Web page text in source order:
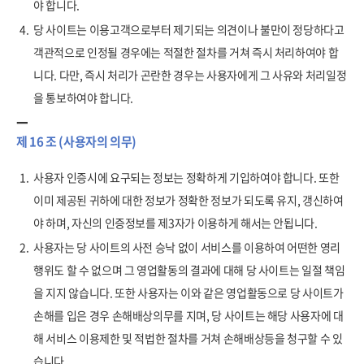
야 합니다.
4. 당 사이트는 이용고객으로부터 제기되는 의견이나 불만이 정당하다고
객관적으로 인정될 경우에는 적절한 절차를 거쳐 즉시 처리하여야 합
니다. 다만, 즉시 처리가 곤란한 경우는 사용자에게 그 사유와 처리일정
을 통보하여야 합니다.
제 16 조 (사용자의 의무)
1. 사용자 인증시에 요구되는 정보는 정확하게 기입하여야 합니다. 또한
이미 제공된 귀하에 대한 정보가 정확한 정보가 되도록 유지, 갱신하여
야 하며, 자신의 인증정보를 제3자가 이용하게 해서는 안됩니다.
2. 사용자는 당 사이트의 사전 승낙 없이 서비스를 이용하여 어떤한 영리
행위도 할 수 없으며 그 영업활동의 결과에 대해 당 사이트는 일절 책임
을 지지 않습니다. 또한 사용자는 이와 같은 영업활동으로 당 사이트가
손해를 입은 경우 손해배상의무를 지며, 당 사이트는 해당 사용자에 대
해 서비스 이용제한 및 적법한 절차를 거쳐 손해배상등을 청구할 수 있
습니다.